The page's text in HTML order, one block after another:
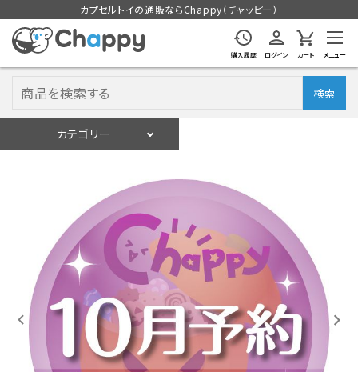
カプセルトイの通販ならChappy（チャッピー）
購入履歴 ログイン カート メニュー
検索
カテゴリー
入荷スケジュールをチェック
カプセルトイマシン本体
カプセルトイ
販促用空カプセル